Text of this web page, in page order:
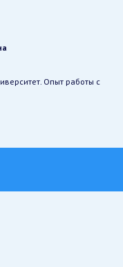
Опыт работы с